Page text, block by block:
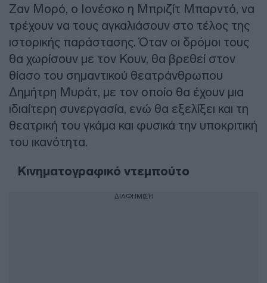
Ζαν Μορό, ο Ιονέσκο η Μπριζίτ Μπαρντό, να
τρέχουν να τους αγκαλιάσουν στο τέλος της
ιστορικής παράστασης. Όταν οι δρόμοι τους
θα χωρίσουν με τον Κουν, θα βρεθεί στον
θίασο του σημαντικού θεατράνθρωπου
Δημήτρη Μυράτ, με τον οποίο θα έχουν μια
ιδιαίτερη συνεργασία, ενώ θα εξελίξει και τη
θεατρική του γκάμα και φυσικά την υποκριτική
του ικανότητα.
Κινηματογραφικό ντεμπούτο
ΔΙΑΦΗΜΙΣΗ